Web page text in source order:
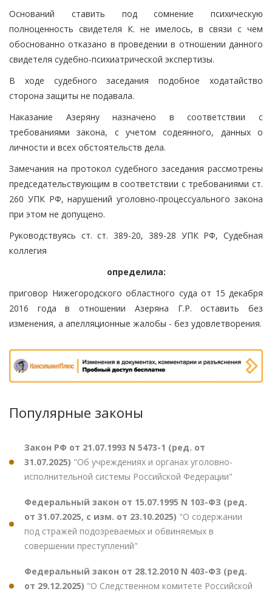
Оснований ставить под сомнение психическую
полноценность свидетеля К. не имелось, в связи с чем
обоснованно отказано в проведении в отношении данного
свидетеля судебно-психиатрической экспертизы.
В ходе судебного заседания подобное ходатайство
сторона защиты не подавала.
Наказание Азеряну назначено в соответствии с
требованиями закона, с учетом содеянного, данных о
личности и всех обстоятельств дела.
Замечания на протокол судебного заседания рассмотрены
председательствующим в соответствии с требованиями ст.
260 УПК РФ, нарушений уголовно-процессуального закона
при этом не допущено.
Руководствуясь ст. ст. 389-20, 389-28 УПК РФ, Судебная
коллегия
определила:
приговор Нижегородского областного суда от 15 декабря
2016 года в отношении Азеряна Г.Р. оставить без
изменения, а апелляционные жалобы - без удовлетворения.
Популярные законы
Закон РФ от 21.07.1993 N 5473-1 (ред. от
31.07.2025) "Об учреждениях и органах уголовно-
исполнительной системы Российской Федерации"
Федеральный закон от 15.07.1995 N 103-ФЗ (ред.
от 31.07.2025, с изм. от 23.10.2025) "О содержании
под стражей подозреваемых и обвиняемых в
совершении преступлений"
Федеральный закон от 28.12.2010 N 403-ФЗ (ред.
от 29.12.2025) "О Следственном комитете Российской